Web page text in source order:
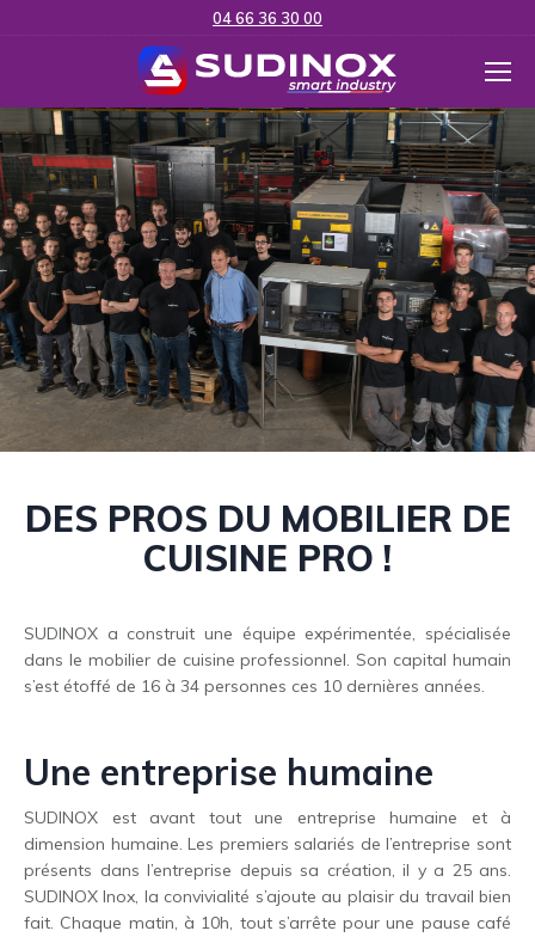
04 66 36 30 00
DES PROS DU MOBILIER DE
CUISINE PRO !
SUDINOX a construit une équipe expérimentée, spécialisée
dans le mobilier de cuisine professionnel. Son capital humain
s’est étoffé de 16 à 34 personnes ces 10 dernières années.
Une entreprise humaine
SUDINOX est avant tout une entreprise humaine et à
dimension humaine. Les premiers salariés de l’entreprise sont
présents dans l’entreprise depuis sa création, il y a 25 ans.
SUDINOX Inox, la convivialité s’ajoute au plaisir du travail bien
fait. Chaque matin, à 10h, tout s’arrête pour une pause café